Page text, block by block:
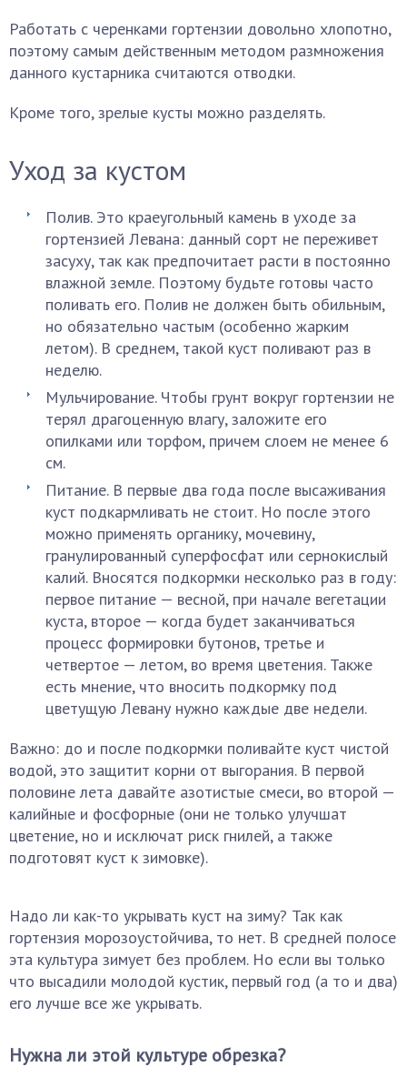
Работать с черенками гортензии довольно хлопотно,
поэтому самым действенным методом размножения
данного кустарника считаются отводки.
Кроме того, зрелые кусты можно разделять.
Уход за кустом
Полив. Это краеугольный камень в уходе за
гортензией Левана: данный сорт не переживет
засуху, так как предпочитает расти в постоянно
влажной земле. Поэтому будьте готовы часто
поливать его. Полив не должен быть обильным,
но обязательно частым (особенно жарким
летом). В среднем, такой куст поливают раз в
неделю.
Мульчирование. Чтобы грунт вокруг гортензии не
терял драгоценную влагу, заложите его
опилками или торфом, причем слоем не менее 6
см.
Питание. В первые два года после высаживания
куст подкармливать не стоит. Но после этого
можно применять органику, мочевину,
гранулированный суперфосфат или сернокислый
калий. Вносятся подкормки несколько раз в году:
первое питание — весной, при начале вегетации
куста, второе — когда будет заканчиваться
процесс формировки бутонов, третье и
четвертое — летом, во время цветения. Также
есть мнение, что вносить подкормку под
цветущую Левану нужно каждые две недели.
Важно: до и после подкормки поливайте куст чистой
водой, это защитит корни от выгорания. В первой
половине лета давайте азотистые смеси, во второй —
калийные и фосфорные (они не только улучшат
цветение, но и исключат риск гнилей, а также
подготовят куст к зимовке).
Надо ли как-то укрывать куст на зиму? Так как
гортензия морозоустойчива, то нет. В средней полосе
эта культура зимует без проблем. Но если вы только
что высадили молодой кустик, первый год (а то и два)
его лучше все же укрывать.
Нужна ли этой культуре обрезка?